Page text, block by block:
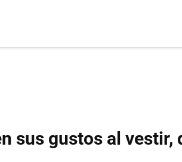
sus gustos al vestir,